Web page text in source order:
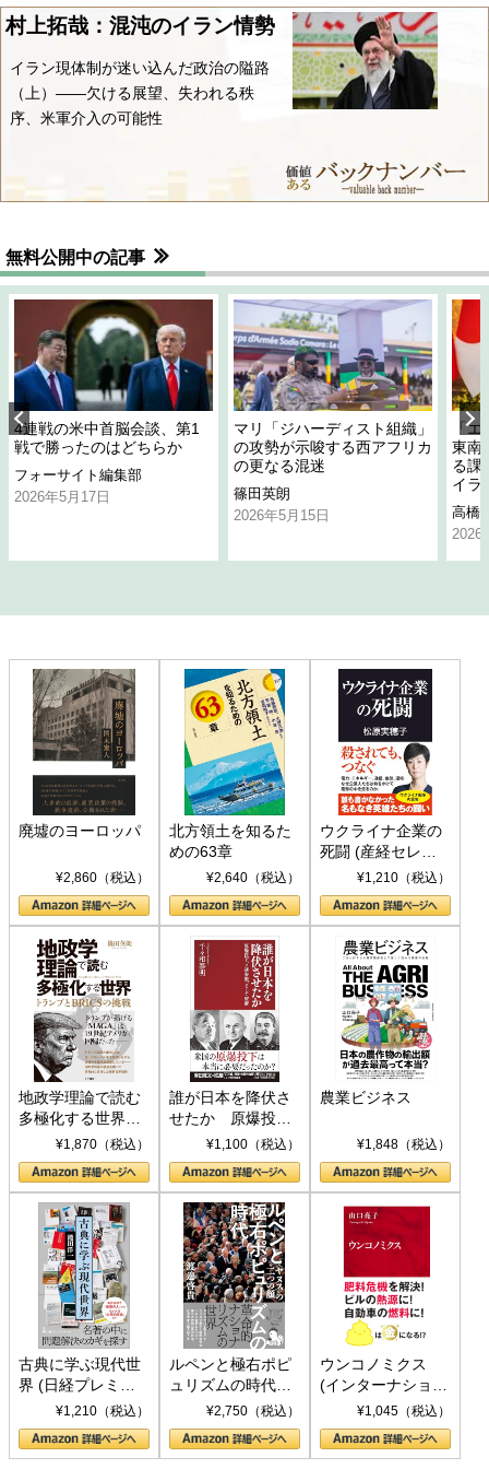
村上拓哉：混沌のイラン情勢
イラン現体制が迷い込んだ政治の隘路
（上）――欠ける展望、失われる秩
序、米軍介入の可能性
無料公開中の記事
4連戦の米中首脳会談、第1
戦で勝ったのはどちらか
フォーサイト編集部
2026年5月17日
マリ「ジハーディスト組織」
の攻勢が示唆する西アフリカ
の更なる混迷
篠田英朗
2026年5月15日
「
東南
る課
イラ
高橋
2026
廃墟のヨーロッパ
¥2,860（税込）
北方領土を知るた
めの63章
¥2,640（税込）
ウクライナ企業の
死闘 (産経セレク
ト S 039)¥1,210（税込）
地政学理論で読む
多極化する世界：
トランプとBRICS
の挑戦
¥1,870（税込）
誰が日本を降伏さ
せたか 原爆投
下、ソ連参戦、そ
して聖断 (PHP新
書)
¥1,100（税込）
農業ビジネス
¥1,848（税込）
古典に学ぶ現代世
界 (日経プレミア
シリーズ)¥1,210（税込）
ルペンと極右ポピ
ュリズムの時代：
〈ヤヌス〉の二つ
の顔
¥2,750（税込）
ウンコノミクス
(インターナショナ
ル新書)¥1,045（税込）